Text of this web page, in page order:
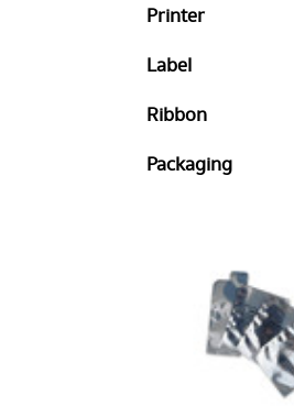
Printer
Label
Ribbon
Packaging